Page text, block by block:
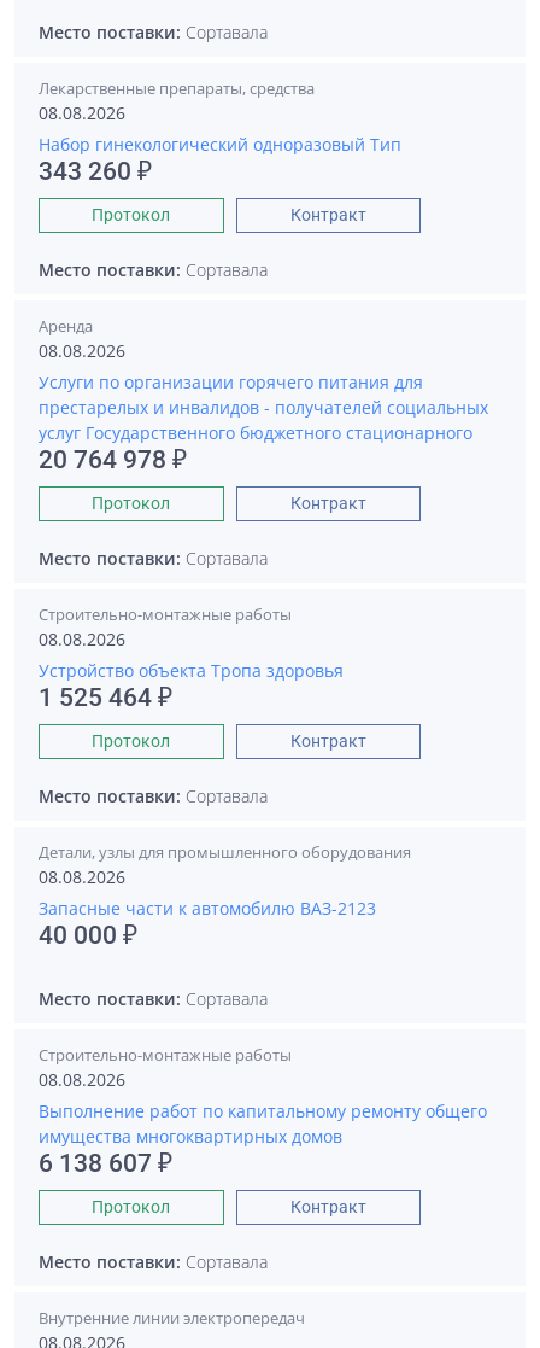
Место поставки: Сортавала
Лекарственные препараты, средства
08.08.2026
Набор гинекологический одноразовый Тип
343 260 ₽
Протокол Контракт
Место поставки: Сортавала
Аренда
08.08.2026
Услуги по организации горячего питания для
престарелых и инвалидов - получателей социальных
услуг Государственного бюджетного стационарного
20 764 978 ₽
Протокол Контракт
Место поставки: Сортавала
Строительно-монтажные работы
08.08.2026
Устройство объекта Тропа здоровья
1 525 464 ₽
Протокол Контракт
Место поставки: Сортавала
Детали, узлы для промышленного оборудования
08.08.2026
Запасные части к автомобилю ВАЗ-2123
40 000 ₽
Место поставки: Сортавала
Строительно-монтажные работы
08.08.2026
Выполнение работ по капитальному ремонту общего
имущества многоквартирных домов
6 138 607 ₽
Протокол Контракт
Место поставки: Сортавала
Внутренние линии электропередач
08.08.2026